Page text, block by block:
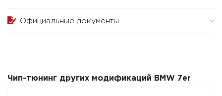
Официальные документы
Чип-тюнинг других модификаций BMW 7er